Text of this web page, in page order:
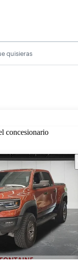
quisieras
concesionario